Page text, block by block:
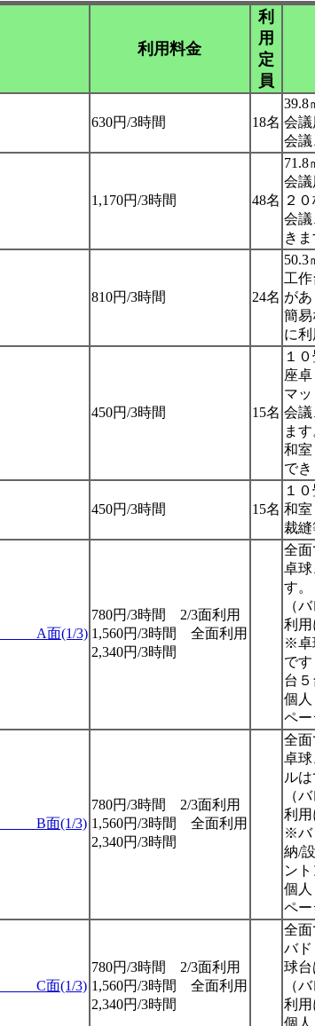
利用料金
利
用
定
員
630円/3時間 18名
39.8
会議
会議
1,170円/3時間 48名
71.8
会
２
会
きま
810円/3時間 24名
50.3
工
があ
簡
に利
450円/3時間 15名
１
座
マッ
会
ます
和
でき
450円/3時間 15名
１
和室
裁縫
(1/3)
780円/3時間 2/3面利用
1,560円/3時間 全面利用
2,340円/3時間
全
卓球
す。
（
利用
※卓
で
台５
個
ペー
(1/3)
780円/3時間 2/3面利用
1,560円/3時間 全面利用
2,340円/3時間
全
卓
ル
（
利用
※バ
納/
ン
個
ペー
(1/3)
780円/3時間 2/3面利用
1,560円/3時間 全面利用
2,340円/3時間
全
バ
球台
（
利用
個